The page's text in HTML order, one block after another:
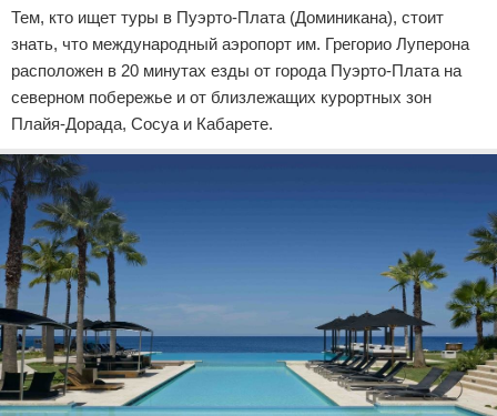
Тем, кто ищет туры в Пуэрто-Плата (Доминикана), стоит
знать, что международный аэропорт им. Грегорио Луперона
расположен в 20 минутах езды от города Пуэрто-Плата на
северном побережье и от близлежащих курортных зон
Плайя-Дорада, Сосуа и Кабарете.